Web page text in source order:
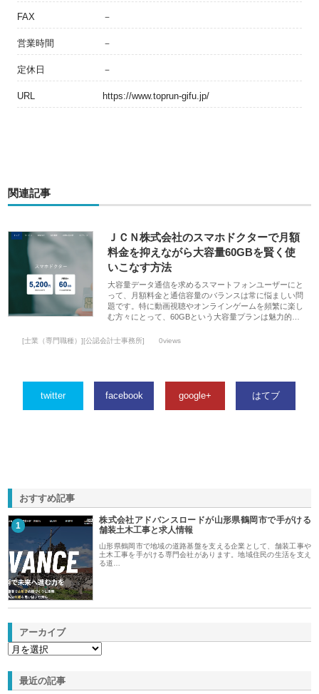
FAX －
営業時間 －
定休日 －
URL https://www.toprun-gifu.jp/
関連記事
ＪＣＮ株式会社のスマホドクターで月額
料金を抑えながら大容量60GBを賢く使
いこなす方法
大容量データ通信を求めるスマートフォンユーザーにと
って、月額料金と通信容量のバランスは常に悩ましい問
題です。特に動画視聴やオンラインゲームを頻繁に楽し
む方々にとって、60GBという大容量プランは魅力的…
[士業（専門職種）][公認会計士事務所] 0views
twitter facebook google+ はてブ
おすすめ記事
1
株式会社アドバンスロードが山形県鶴岡市で手がける
舗装土木工事と求人情報
山形県鶴岡市で地域の道路基盤を支える企業として、舗装工事や
土木工事を手がける専門会社があります。地域住民の生活を支え
る道…
アーカイブ
最近の記事